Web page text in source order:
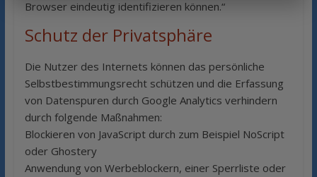
Browser eindeutig identifizieren können.“
Schutz der Privatsphäre
Die Nutzer des Internets können das persönliche
Selbstbestimmungsrecht schützen und die Erfassung
von Datenspuren durch Google Analytics verhindern
durch folgende Maßnahmen:
Blockieren von JavaScript durch zum Beispiel NoScript
oder Ghostery
Anwendung von Werbeblockern, einer Sperrliste oder